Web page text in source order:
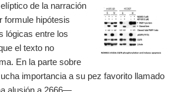
de la narración
formule hipótesis
lógicas entre los
el texto no
En la parte sobre
importancia a su pez favorito llamado
alusión a 2666—